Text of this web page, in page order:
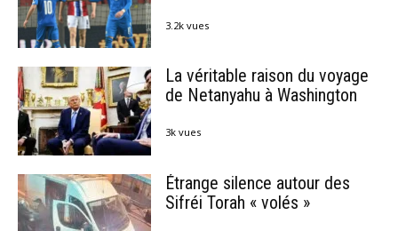
3.2k vues
La véritable raison du voyage
de Netanyahu à Washington
3k vues
Étrange silence autour des
Sifréi Torah « volés »